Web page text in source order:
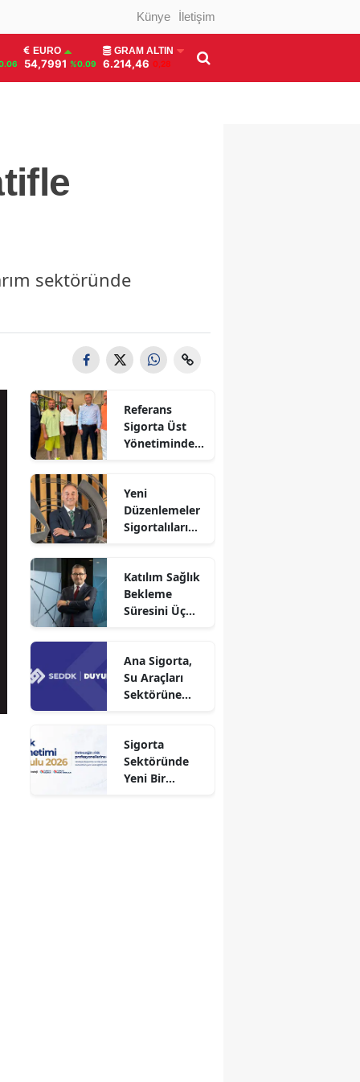
Künye İletişim
EURO
54,7991 %0.09
GRAM ALTIN
6.214,46 0,28
sektöründe
Referans
Sigorta Üst
Yönetiminden
Yeni
Düzenlemeler
Sigortalıları
Katılım Sağlık
Bekleme
Süresini Üç
Ana Sigorta,
Su Araçları
Sektörüne
Sigorta
Sektöründe
Yeni Bir